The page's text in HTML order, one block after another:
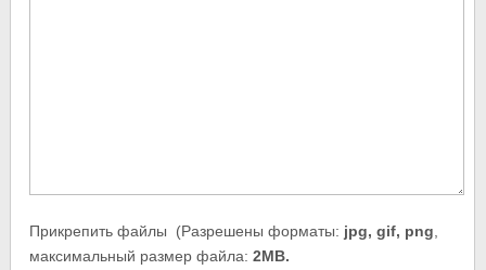
Прикрепить файлы (Разрешены форматы: jpg, gif, png,
максимальный размер файла:2MB.